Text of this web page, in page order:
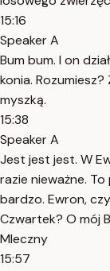
15:16
Speaker A
Bum bum. I on
konia.
myszką.
15:38
Speaker A
Jest jest jest. W
razie nieważne.
bardzo. Ewron,
Czwartek? O mój
Mleczny
15:57